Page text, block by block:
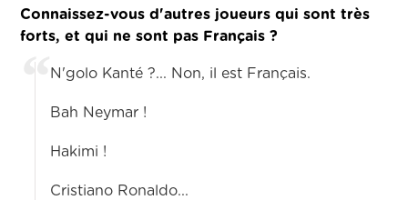
Connaissez-vous d'autres joueurs qui sont très
forts, et qui ne sont pas Français ?
N'golo Kanté ?... Non, il est Français.
Bah Neymar !
Hakimi !
Cristiano Ronaldo...